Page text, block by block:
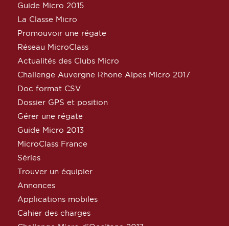
Guide Micro 2015
La Classe Micro
Promouvoir une régate
Réseau MicroClass
Actualités des Clubs Micro
Challenge Auvergne Rhone Alpes Micro 2017
Doc format CSV
Dossier GPS et position
Gérer une régate
Guide Micro 2013
MicroClass France
Séries
Trouver un équipier
Annonces
Applications mobiles
Cahier des charges